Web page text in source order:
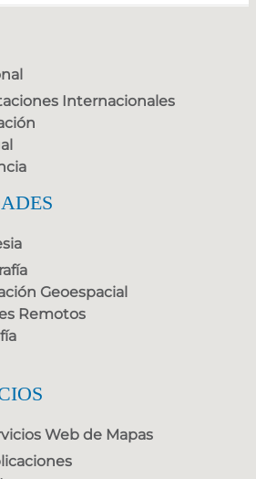
Internacionales
Geoespacial
Remotos
Web de Mapas